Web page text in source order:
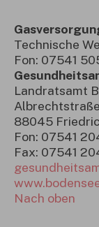
Technische
Fon: 07541
Landratsamt
88045
Fon: 07541
Fax: 07541
Nach oben